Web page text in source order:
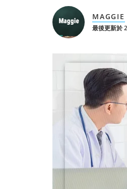
MAGGIE
最後更新於